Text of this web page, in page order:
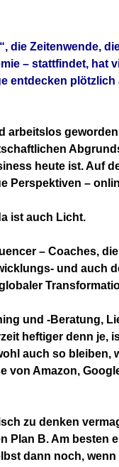
die Zeitenwende,
– stattfindet, hat
entdecken
arbeitslos
heute ist. Auf
Perspektiven –
ist auch Licht.
– Coaches,
und auch
und -Beratung,
heftiger denn je,
auch so bleiben,
von Amazon,
zu denken
Plan B. Am besten
dann noch, wenn